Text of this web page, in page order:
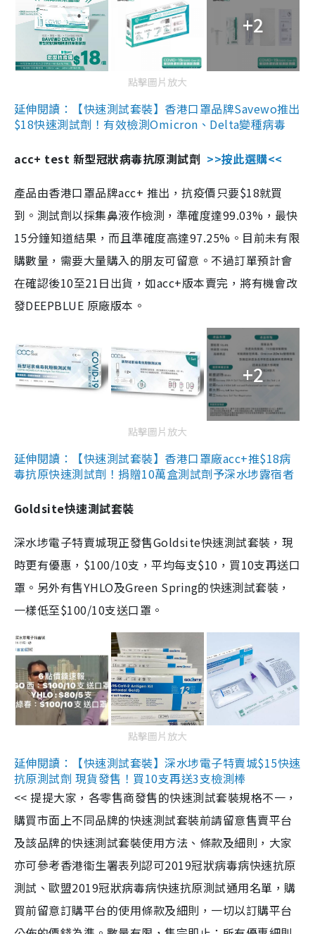
+2
點擊圖片放大
延伸閱讀：【快速測試套裝】香港口罩品牌Savewo推出
$18快速測試劑！有效檢測Omicron、Delta變種病毒
acc+ test 新型冠狀病毒抗原測試劑 >>按此選購<<
產品由香港口罩品牌acc+ 推出，抗疫價只要$18就買
到。測試劑以採集鼻液作檢測，準確度達99.03%，最快
15分鐘知道結果，而且準確度高達97.25%。目前未有限
購數量，需要大量購入的朋友可留意。不過訂單預計會
在確認後10至21日出貨，如acc+版本賣完，將有機會改
發DEEPBLUE 原廠版本。
+2
點擊圖片放大
延伸閱讀：【快速測試套裝】香港口罩廠acc+推$18病
毒抗原快速測試劑！捐贈10萬盒測試劑予深水埗露宿者
Goldsite快速測試套裝
深水埗電子特賣城現正發售Goldsite快速測試套裝，現
時更有優惠，$100/10支，平均每支$10，買10支再送口
罩。另外有售YHLO及Green Spring的快速測試套裝，
一樣低至$100/10支送口罩。
點擊圖片放大
延伸閱讀：【快速測試套裝】深水埗電子特賣城$15快速
抗原測試劑 現貨發售！買10支再送3支檢測棒
<< 提提大家，各零售商發售的快速測試套裝規格不一，
購買市面上不同品牌的快速測試套裝前請留意售賣平台
及該品牌的快速測試套裝使用方法、條款及細則，大家
亦可參考香港衞生署表列認可2019冠狀病毒病快速抗原
測試、歐盟2019冠狀病毒病快速抗原測試通用名單，購
買前留意訂購平台的使用條款及細則，一切以訂購平台